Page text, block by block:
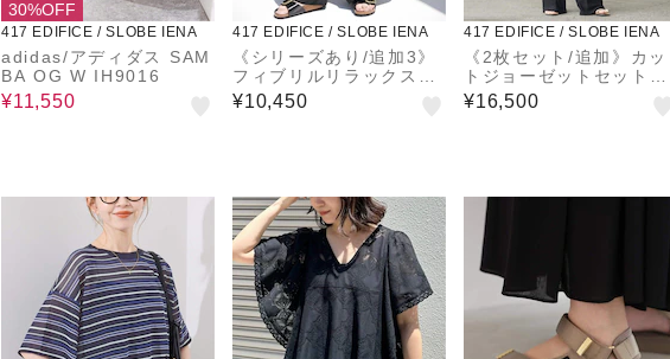
30%OFF
417 EDIFICE / SLOBE IENA
adidas/アディダス SAM
BA OG W IH9016
¥11,550
417 EDIFICE / SLOBE IENA
《シリーズあり/追加3》
フィブリルリラックスパ
ンツ
¥10,450
417 EDIFICE / SLOBE IENA
《2枚セット/追加》カッ
トジョーゼットセットア
ップ
¥16,500